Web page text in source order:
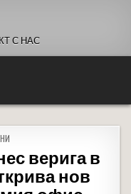
С НАС
верига в
нов